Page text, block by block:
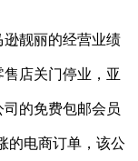
逊靓丽的经营业绩
店关门停业，亚
的免费包邮会员
的电商订单，该公